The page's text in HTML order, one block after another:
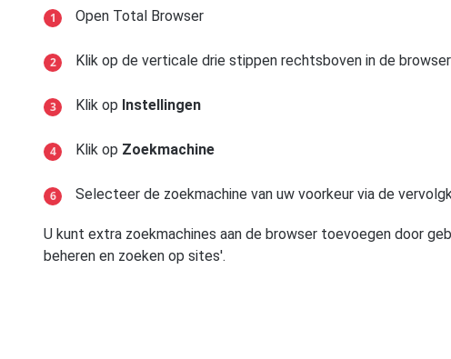
Open Total Browser
Klik op de verticale drie stippen rechtsboven in de browser
Klik op Instellingen
Klik op Zoekmachine
Selecteer de zoekmachine van uw voorkeur via de
U kunt extra zoekmachines aan de browser toevoegen door
beheren en zoeken op sites'.